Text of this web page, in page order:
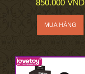
850.000 VND